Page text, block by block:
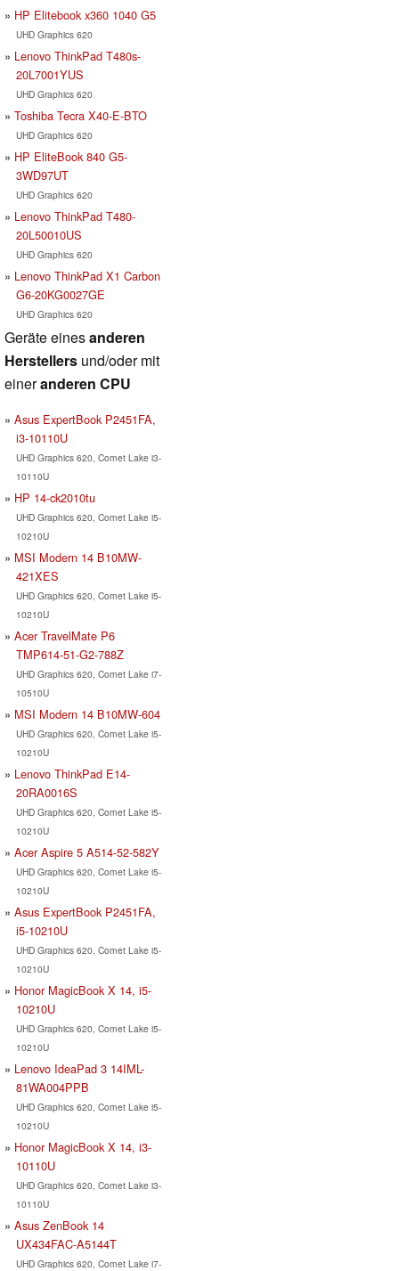
HP Elitebook x360 1040 G5
UHD Graphics 620
Lenovo ThinkPad T480s-
20L7001YUS
UHD Graphics 620
Toshiba Tecra X40-E-BTO
UHD Graphics 620
HP EliteBook 840 G5-
3WD97UT
UHD Graphics 620
Lenovo ThinkPad T480-
20L50010US
UHD Graphics 620
Lenovo ThinkPad X1 Carbon
G6-20KG0027GE
UHD Graphics 620
Geräte einesanderen
Herstellers und/oder mit
eineranderen CPU
Asus ExpertBook P2451FA,
i3-10110U
UHD Graphics 620, Comet Lake i3-
10110U
HP 14-ck2010tu
UHD Graphics 620, Comet Lake i5-
10210U
MSI Modern 14 B10MW-
421XES
UHD Graphics 620, Comet Lake i5-
10210U
Acer TravelMate P6
TMP614-51-G2-788Z
UHD Graphics 620, Comet Lake i7-
10510U
MSI Modern 14 B10MW-604
UHD Graphics 620, Comet Lake i5-
10210U
Lenovo ThinkPad E14-
20RA0016S
UHD Graphics 620, Comet Lake i5-
10210U
Acer Aspire 5 A514-52-582Y
UHD Graphics 620, Comet Lake i5-
10210U
Asus ExpertBook P2451FA,
i5-10210U
UHD Graphics 620, Comet Lake i5-
10210U
Honor MagicBook X 14, i5-
10210U
UHD Graphics 620, Comet Lake i5-
10210U
Lenovo IdeaPad 3 14IML-
81WA004PPB
UHD Graphics 620, Comet Lake i5-
10210U
Honor MagicBook X 14, i3-
10110U
UHD Graphics 620, Comet Lake i3-
10110U
Asus ZenBook 14
UX434FAC-A5144T
UHD Graphics 620, Comet Lake i7-